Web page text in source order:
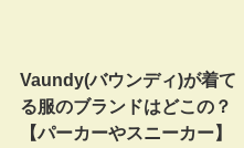
Vaundy(バウンディ)が着て
る服のブランドはどこの？
【パーカーやスニーカー】